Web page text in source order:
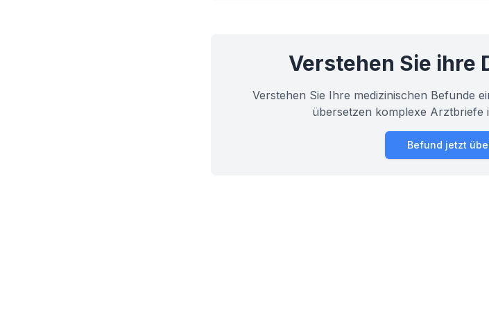
Verstehen Sie ihre
Verstehen Sie Ihre medizinischen Befunde
übersetzen komplexe Arztbriefe
Befund jetzt